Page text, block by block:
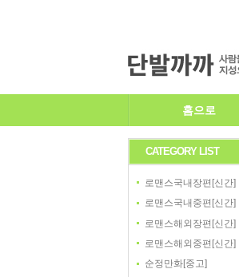
홈으로
CATEGORY LIST
로맨스국내장편[신간]
로맨스국내중편[신간]
로맨스해외장편[신간]
로맨스해외중편[신간]
순정만화[중고]